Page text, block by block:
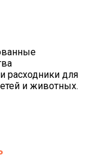
расходники для
и животных.